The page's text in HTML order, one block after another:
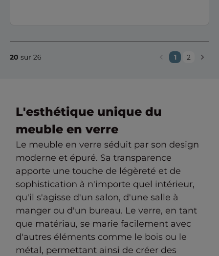
1 2
20 sur 26
L'esthétique unique du
meuble en verre
Le meuble en verre séduit par son design
moderne et épuré. Sa transparence
apporte une touche de légèreté et de
sophistication à n'importe quel intérieur,
qu'il s'agisse d'un salon, d'une salle à
manger ou d'un bureau. Le verre, en tant
que matériau, se marie facilement avec
d'autres éléments comme le bois ou le
métal, permettant ainsi de créer des